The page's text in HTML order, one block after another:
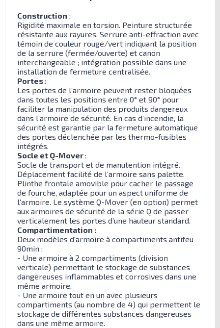
Construction :
Rigidité maximale en torsion. Peinture structurée
résistante aux rayures. Serrure anti-effraction avec
témoin de couleur rouge/vert indiquant la position
de la serrure (fermée/ouverte) et canon
interchangeable ; intégration possible dans une
installation de fermeture centralisée.
Portes:
Les portes de l’armoire peuvent rester bloquées
dans toutes les positions entre 0° et 90° pour
faciliter la manipulation des produits dangereux
dans l’armoire de sécurité. En cas d’incendie, la
sécurité est garantie par la fermeture automatique
des portes déclenchée par les thermo-fusibles
intégrés.
Socle et Q-Mover:
Socle de transport et de manutention intégré.
Déplacement facilité de l’armoire sans palette.
Plinthe frontale amovible pour cacher le passage
de fourche, adaptée pour un aspect uniforme de
l’armoire. Le système Q-Mover (en option) permet
aux armoires de sécurité de la série Q de passer
verticalement les portes d’une hauteur standard.
Compartimentation :
Deux modèles d'armoire à compartiments antifeu
90min :
- Une armoire à 2 compartiments (division
verticale) permettant le stockage de substances
dangereuses inflammables et corrosives dans une
même armoire.
- Une armoire tout en un avec plusieurs
compartiments (au nombre de 4) qui permettent le
stockage de différentes substances dangereuses
dans une même armoire.